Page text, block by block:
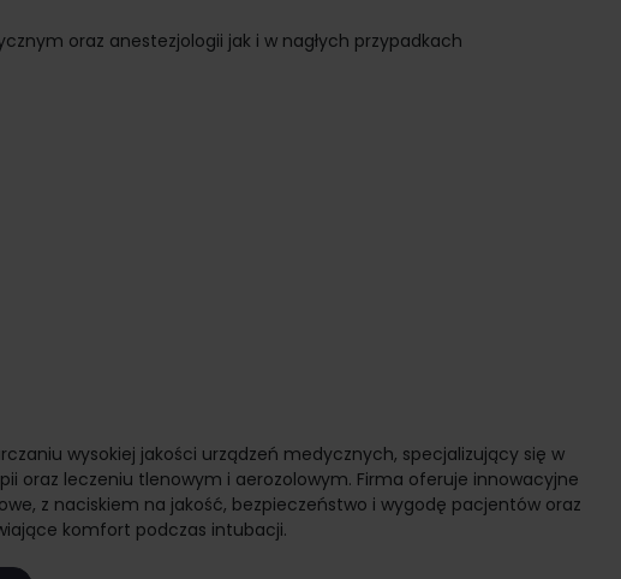
oraz anestezjologii jak i w nagłych przypadkach
wysokiej jakości urządzeń medycznych, specjalizujący się w
oraz leczeniu tlenowym i aerozolowym. Firma oferuje innowacyjne
z naciskiem na jakość, bezpieczeństwo i wygodę pacjentów oraz
komfort podczas intubacji.